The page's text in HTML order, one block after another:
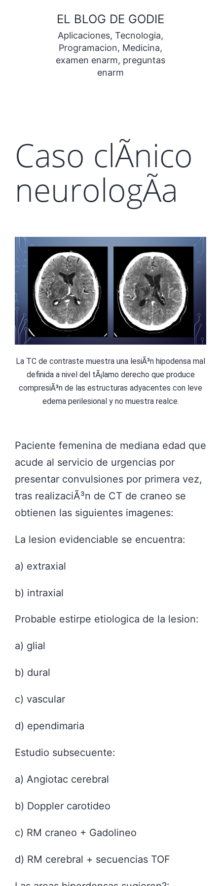
contenido
EL BLOG DE GODIE
Aplicaciones, Tecnologia,
Programacion, Medicina,
examen enarm, preguntas
enarm
Caso clÃ­nico
neurologÃ­a
La TC de contraste muestra una lesiÃ³n hipodensa mal
definida a nivel del tÃ¡lamo derecho que produce
compresiÃ³n de las estructuras adyacentes con leve
edema perilesional y no muestra realce.
Paciente femenina de mediana edad que
acude al servicio de urgencias por
presentar convulsiones por primera vez,
tras realizaciÃ³n de CT de craneo se
obtienen las siguientes imagenes:
La lesion evidenciable se encuentra:
a) extraxial
b) intraxial
Probable estirpe etiologica de la lesion:
a) glial
b) dural
c) vascular
d) ependimaria
Estudio subsecuente:
a) Angiotac cerebral
b) Doppler carotideo
c) RM craneo + Gadolineo
d) RM cerebral + secuencias TOF